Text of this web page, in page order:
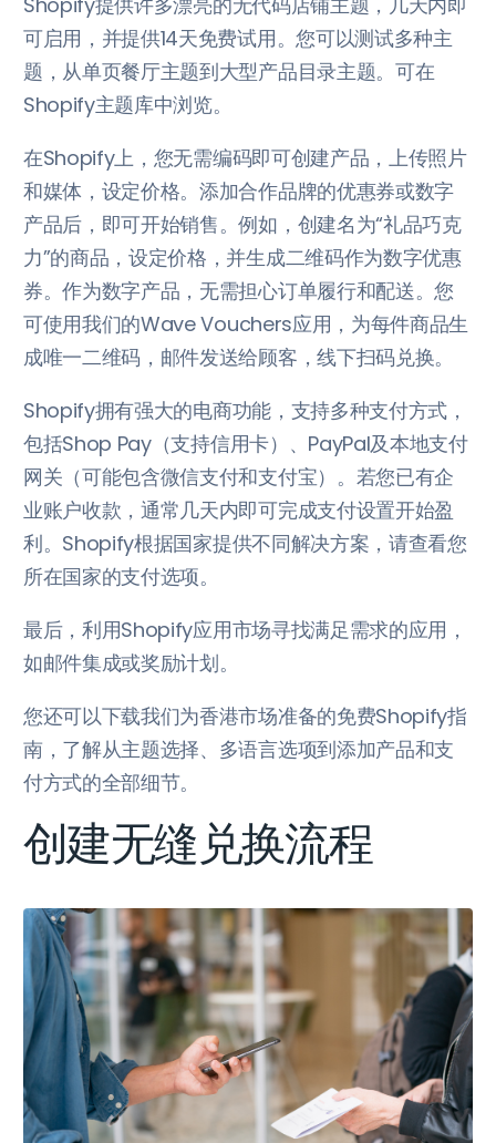
可启用，并提供14天免费试用。您可以测试多种主
题，从单页餐厅主题到大型产品目录主题。可在
Shopify主题库中浏览。
在Shopify上，您无需编码即可创建产品，上传照片
和媒体，设定价格。添加合作品牌的优惠券或数字
产品后，即可开始销售。例如，创建名为“礼品巧克
力”的商品，设定价格，并生成二维码作为数字优惠
券。作为数字产品，无需担心订单履行和配送。您
可使用我们的Wave Vouchers应用，为每件商品生
成唯一二维码，邮件发送给顾客，线下扫码兑换。
Shopify拥有强大的电商功能，支持多种支付方式，
包括Shop Pay（支持信用卡）、PayPal及本地支付
网关（可能包含微信支付和支付宝）。若您已有企
业账户收款，通常几天内即可完成支付设置开始盈
利。Shopify根据国家提供不同解决方案，请查看您
所在国家的支付选项。
最后，利用Shopify应用市场寻找满足需求的应用，
如邮件集成或奖励计划。
您还可以下载我们为香港市场准备的免费Shopify指
南，了解从主题选择、多语言选项到添加产品和支
付方式的全部细节。
创建无缝兑换流程